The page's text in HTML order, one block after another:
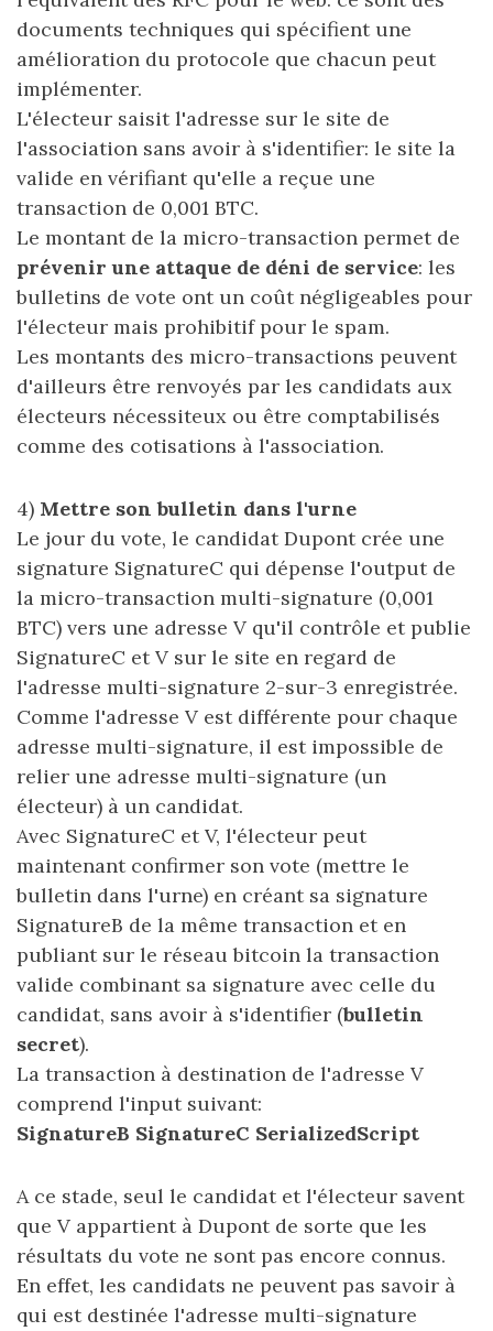
documents techniques qui spécifient une
amélioration du protocole que chacun peut
implémenter.
L'électeur saisit l'adresse sur le site de
l'association sans avoir à s'identifier: le site la
valide en vérifiant qu'elle a reçue une
transaction de 0,001 BTC.
Le montant de la micro-transaction permet de
prévenir une attaque de déni de service: les
bulletins de vote ont un coût négligeables pour
l'électeur mais prohibitif pour le spam.
Les montants des micro-transactions peuvent
d'ailleurs être renvoyés par les candidats aux
électeurs nécessiteux ou être comptabilisés
comme des cotisations à l'association.
4) Mettre son bulletin dans l'urne
Le jour du vote, le candidat Dupont crée une
signature SignatureC qui dépense l'output de
la micro-transaction multi-signature (0,001
BTC) vers une adresse V qu'il contrôle et publie
SignatureC et V sur le site en regard de
l'adresse multi-signature 2-sur-3 enregistrée.
Comme l'adresse V est différente pour chaque
adresse multi-signature, il est impossible de
relier une adresse multi-signature (un
électeur) à un candidat.
Avec SignatureC et V, l'électeur peut
maintenant confirmer son vote (mettre le
bulletin dans l'urne) en créant sa signature
SignatureB de la même transaction et en
publiant sur le réseau bitcoin la transaction
valide combinant sa signature avec celle du
candidat, sans avoir à s'identifier (bulletin
secret).
La transaction à destination de l'adresse V
comprend l'input suivant:
SignatureB SignatureC SerializedScript
A ce stade, seul le candidat et l'électeur savent
que V appartient à Dupont de sorte que les
résultats du vote ne sont pas encore connus.
En effet, les candidats ne peuvent pas savoir à
qui est destinée l'adresse multi-signature